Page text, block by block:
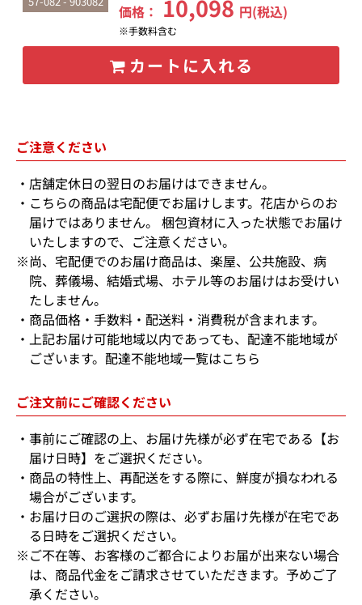
価格： 10,098 円(税込)
※手数料含む
カートに入れる
ご注意ください
店舗定休日の翌日のお届けはできません。
こちらの商品は宅配便でお届けします。花店からのお
届けではありません。 梱包資材に入った状態でお届け
いたしますので、ご注意ください。
※尚、宅配便でのお届け商品は、楽屋、公共施設、病
院、葬儀場、結婚式場、ホテル等のお届けはお受けい
たしません。
商品価格・手数料・配送料・消費税が含まれます。
上記お届け可能地域以内であっても、配達不能地域が
ございます。 配達不能地域一覧はこちら
ご注文前にご確認ください
事前にご確認の上、お届け先様が必ず在宅である【お
届け日時】をご選択ください。
商品の特性上、再配送をする際に、鮮度が損なわれる
場合がございます。
お届け日のご選択の際は、必ずお届け先様が在宅であ
る日時をご選択ください。
※ご不在等、お客様のご都合によりお届が出来ない場合
は、商品代金をご請求させていただきます。予めご了
承ください。